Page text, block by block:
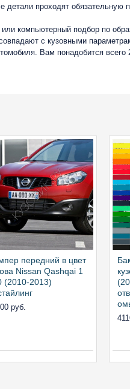
проходят обязательную
компьютерный подбор по
с кузовными
Вам понадобится
передний в цвет
Nissan Qashqai 1
(2010-2013)
руб.